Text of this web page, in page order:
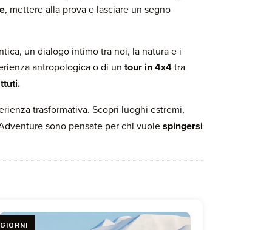
, mettere alla prova e lasciare un segno
un dialogo intimo tra noi, la natura e i
antropologica o di un tour in 4x4tra
trasformativa. Scopri luoghi estremi,
sono pensate per chi vuolespingersi